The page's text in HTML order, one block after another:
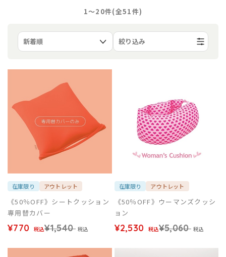
1〜20件(全51件)
絞り込み
在庫限り アウトレット
《50％OFF》シートクッション
専用替カバー
¥770 税込¥1,540 税込
在庫限り アウトレット
《50％OFF》ウーマンズクッシ
ョン
¥2,530 税込¥5,060 税込